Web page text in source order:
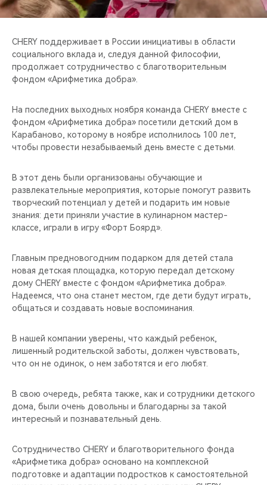
CHERY ДЛЯ ДЕТЕЙ
CHERY поддерживает в России инициативы в области
социального вклада и, следуя данной философии,
продолжает сотрудничество с благотворительным
фондом «Арифметика добра».
На последних выходных ноября команда CHERY вместе с
фондом «Арифметика добра» посетили детский дом в
Карабаново, которому в ноябре исполнилось 100 лет,
чтобы провести незабываемый день вместе с детьми.
В этот день были организованы обучающие и
развлекательные мероприятия, которые помогут развить
творческий потенциал у детей и подарить им новые
знания: дети приняли участие в кулинарном мастер-
классе, играли в игру «Форт Боярд».
Главным предновогодним подарком для детей стала
новая детская площадка, которую передал детскому
дому CHERY вместе с фондом «Арифметика добра».
Надеемся, что она станет местом, где дети будут играть,
общаться и создавать новые воспоминания.
В нашей компании уверены, что каждый ребенок,
лишенный родительской заботы, должен чувствовать,
что он не одинок, о нем заботятся и его любят.
В свою очередь, ребята также, как и сотрудники детского
дома, были очень довольны и благодарны за такой
интересный и познавательный день.
Сотрудничество CHERY и благотворительного фонда
«Арифметика добра» основано на комплексной
подготовке и адаптации подростков к самостоятельной